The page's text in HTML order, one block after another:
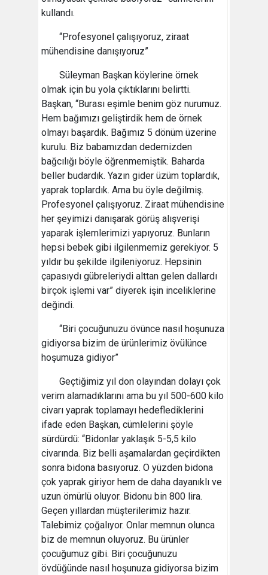
kullandı.
“Profesyonel çalışıyoruz, ziraat
mühendisine danışıyoruz”
Süleyman Başkan köylerine örnek
olmak için bu yola çıktıklarını belirtti.
Başkan, “Burası eşimle benim göz nurumuz.
Hem bağımızı geliştirdik hem de örnek
olmayı başardık. Bağımız 5 dönüm üzerine
kurulu. Biz babamızdan dedemizden
bağcılığı böyle öğrenmemiştik. Baharda
beller budardık. Yazın gider üzüm toplardık,
yaprak toplardık. Ama bu öyle değilmiş.
Profesyonel çalışıyoruz. Ziraat mühendisine
her şeyimizi danışarak görüş alışverişi
yaparak işlemlerimizi yapıyoruz. Bunların
hepsi bebek gibi ilgilenmemiz gerekiyor. 5
yıldır bu şekilde ilgileniyoruz. Hepsinin
çapasıydı gübreleriydi alttan gelen dallardı
birçok işlemi var” diyerek işin inceliklerine
değindi.
“Biri çocuğunuzu övünce nasıl hoşunuza
gidiyorsa bizim de ürünlerimiz övülünce
hoşumuza gidiyor”
Geçtiğimiz yıl don olayından dolayı çok
verim alamadıklarını ama bu yıl 500-600 kilo
civarı yaprak toplamayı hedeflediklerini
ifade eden Başkan, cümlelerini şöyle
sürdürdü: “Bidonlar yaklaşık 5-5,5 kilo
civarında. Biz belli aşamalardan geçirdikten
sonra bidona basıyoruz. O yüzden bidona
çok yaprak giriyor hem de daha dayanıklı ve
uzun ömürlü oluyor. Bidonu bin 800 lira.
Geçen yıllardan müşterilerimiz hazır.
Talebimiz çoğalıyor. Onlar memnun olunca
biz de memnun oluyoruz. Bu ürünler
çocuğumuz gibi. Biri çocuğunuzu
övdüğünde nasıl hoşunuza gidiyorsa bizim